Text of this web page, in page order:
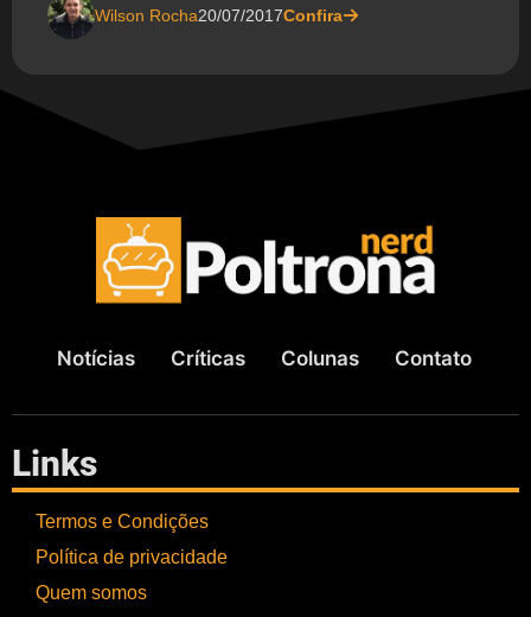
Wilson Rocha20/07/2017Confira
Notícias Críticas Colunas Contato
Links
Termos e Condições
Política de privacidade
Quem somos